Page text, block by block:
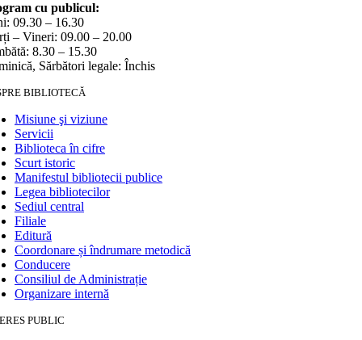
cu publicul:
09.30 – 16.30
– Vineri: 09.00 – 20.00
8.30 – 15.30
Sărbători legale: Închis
BIBLIOTECĂ
Misiune şi viziune
Servicii
Biblioteca în cifre
Scurt istoric
Manifestul bibliotecii publice
Legea bibliotecilor
Sediul central
Filiale
Editură
Coordonare și îndrumare metodică
Conducere
Consiliul de Administrație
Organizare internă
PUBLIC